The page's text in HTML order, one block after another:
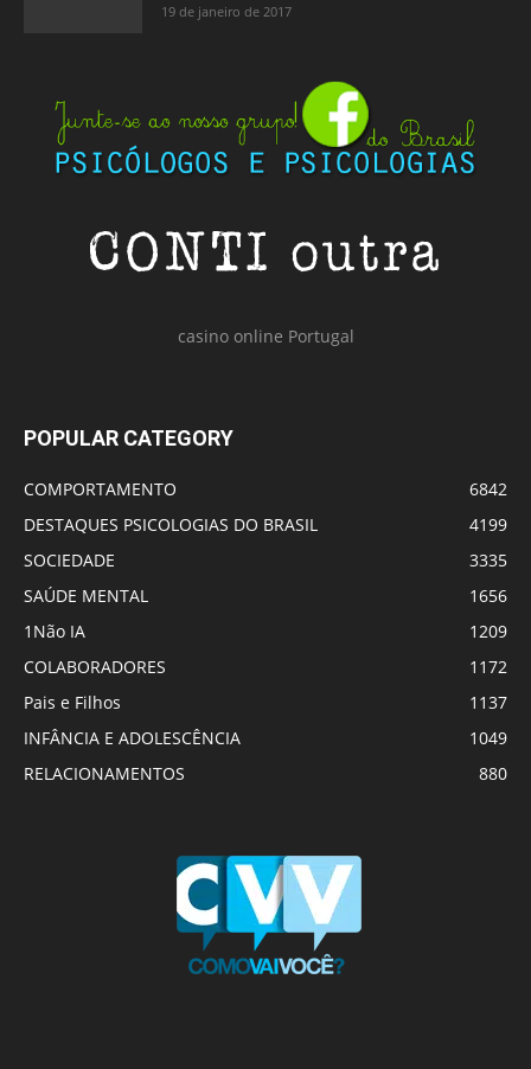
19 de janeiro de 2017
casino online Portugal
POPULAR CATEGORY
COMPORTAMENTO
6842
DESTAQUES PSICOLOGIAS DO BRASIL
4199
SOCIEDADE
3335
SAÚDE MENTAL
1656
1Não IA
1209
COLABORADORES
1172
Pais e Filhos
1137
INFÂNCIA E ADOLESCÊNCIA
1049
RELACIONAMENTOS
880